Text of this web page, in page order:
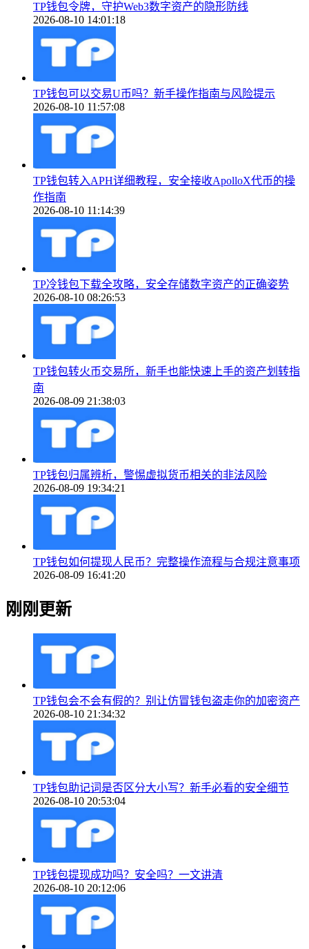
TP钱包令牌，守护Web3数字资产的隐形防线
2026-08-10 14:01:18
TP钱包可以交易U币吗？新手操作指南与风险提示
2026-08-10 11:57:08
TP钱包转入APH详细教程，安全接收ApolloX代币的操
作指南
2026-08-10 11:14:39
TP冷钱包下载全攻略，安全存储数字资产的正确姿势
2026-08-10 08:26:53
TP钱包转火币交易所，新手也能快速上手的资产划转指
南
2026-08-09 21:38:03
TP钱包归属辨析，警惕虚拟货币相关的非法风险
2026-08-09 19:34:21
TP钱包如何提现人民币？完整操作流程与合规注意事项
2026-08-09 16:41:20
刚刚更新
TP钱包会不会有假的？别让仿冒钱包盗走你的加密资产
2026-08-10 21:34:32
TP钱包助记词是否区分大小写？新手必看的安全细节
2026-08-10 20:53:04
TP钱包提现成功吗？安全吗？一文讲清
2026-08-10 20:12:06